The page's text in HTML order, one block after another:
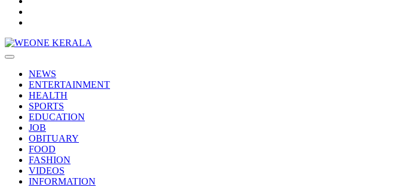
Primary
NEWS
ENTERTAINMENT
HEALTH
SPORTS
EDUCATION
JOB
OBITUARY
FOOD
FASHION
VIDEOS
INFORMATION